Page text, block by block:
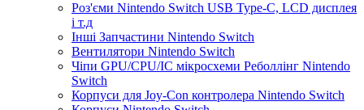
Роз'єми Nintendo Switch USB Type-C, LCD дисплея
і т.д
Інші Запчастини Nintendo Switch
Вентилятори Nintendo Switch
Чіпи GPU/CPU/IC мікросхеми Реболлінг Nintendo
Switch
Корпуси для Joy-Con контролера Nintendo Switch